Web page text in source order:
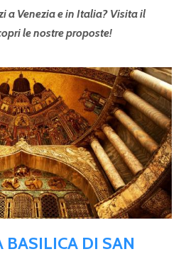
a Venezia e in Italia? Visita il
le nostre proposte!
BASILICA DI SAN